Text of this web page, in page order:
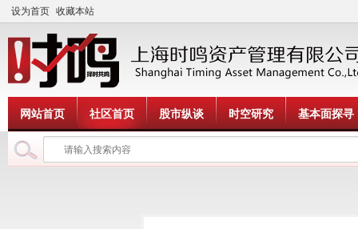
设为首页 收藏本站
网站首页 社区首页 股市纵谈 时空研究 基本面探寻